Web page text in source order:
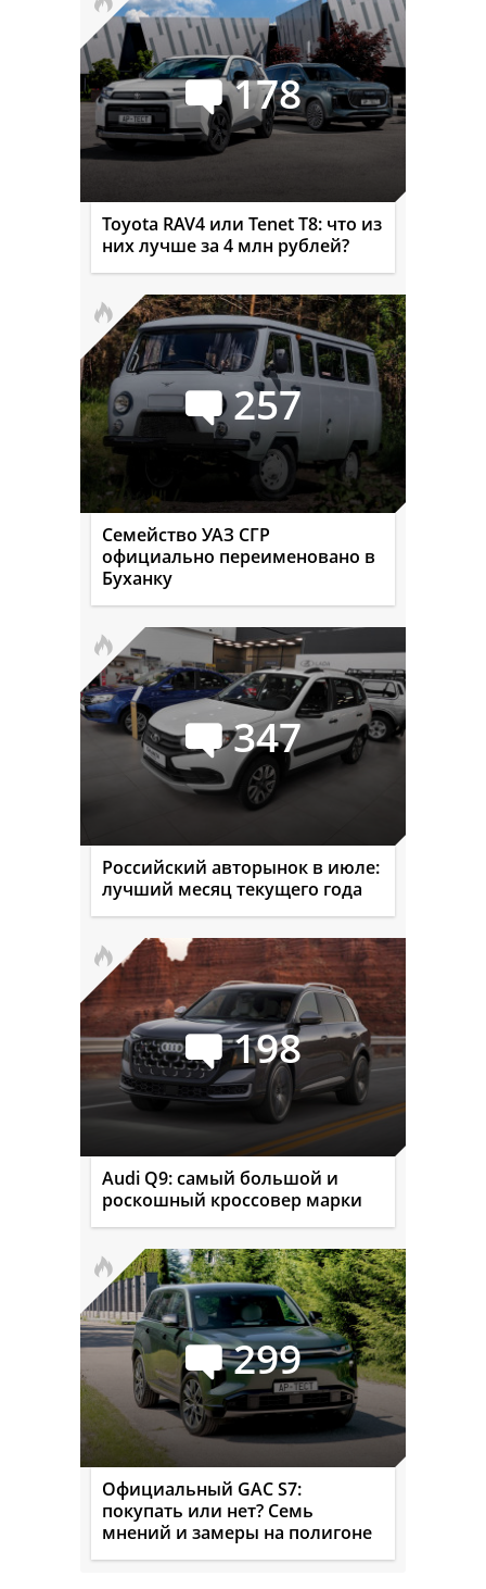
178
Toyota RAV4 или Tenet T8: что из
них лучше за 4 млн рублей?
257
Семейство УАЗ СГР
официально переименовано в
Буханку
347
Российский авторынок в июле:
лучший месяц текущего года
198
Audi Q9: самый большой и
роскошный кроссовер марки
299
Официальный GAC S7:
покупать или нет? Семь
мнений и замеры на полигоне